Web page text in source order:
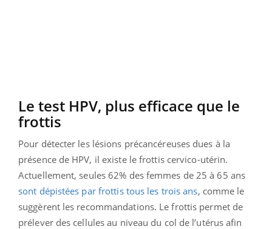
Le test HPV, plus efficace que le
frottis
Pour détecter les lésions précancéreuses dues à la
présence de HPV, il existe le frottis cervico-utérin.
Actuellement, seules 62% des femmes de 25 à 65 ans
sont dépistées par frottis tous les trois ans, comme le
suggèrent les recommandations. Le frottis permet de
prélever des cellules au niveau du col de l’utérus afin